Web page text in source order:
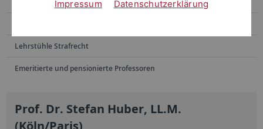
Lehrstühle Strafrecht
Emeritierte und pensionierte Professoren
Prof. Dr. Stefan Huber, LL.M.
(Köln/Paris)
Impressum Datenschutzerklärung